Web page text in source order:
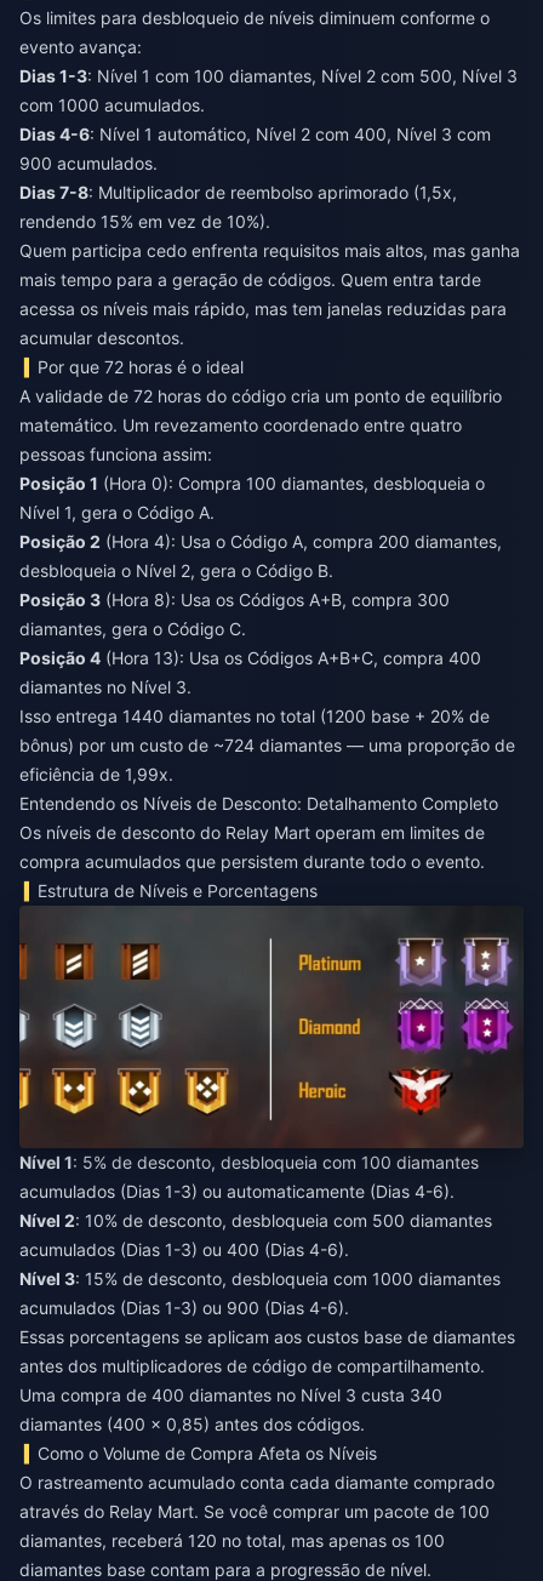
Os limites para desbloqueio de níveis diminuem conforme o
evento avança:
Dias 1-3: Nível 1 com 100 diamantes, Nível 2 com 500, Nível 3
com 1000 acumulados.
Dias 4-6: Nível 1 automático, Nível 2 com 400, Nível 3 com
900 acumulados.
Dias 7-8: Multiplicador de reembolso aprimorado (1,5x,
rendendo 15% em vez de 10%).
Quem participa cedo enfrenta requisitos mais altos, mas ganha
mais tempo para a geração de códigos. Quem entra tarde
acessa os níveis mais rápido, mas tem janelas reduzidas para
acumular descontos.
Por que 72 horas é o ideal
A validade de 72 horas do código cria um ponto de equilíbrio
matemático. Um revezamento coordenado entre quatro
pessoas funciona assim:
Posição 1 (Hora 0): Compra 100 diamantes, desbloqueia o
Nível 1, gera o Código A.
Posição 2 (Hora 4): Usa o Código A, compra 200 diamantes,
desbloqueia o Nível 2, gera o Código B.
Posição 3 (Hora 8): Usa os Códigos A+B, compra 300
diamantes, gera o Código C.
Posição 4 (Hora 13): Usa os Códigos A+B+C, compra 400
diamantes no Nível 3.
Isso entrega 1440 diamantes no total (1200 base + 20% de
bônus) por um custo de ~724 diamantes — uma proporção de
eficiência de 1,99x.
Entendendo os Níveis de Desconto: Detalhamento Completo
Os níveis de desconto do Relay Mart operam em limites de
compra acumulados que persistem durante todo o evento.
Estrutura de Níveis e Porcentagens
Nível 1: 5% de desconto, desbloqueia com 100 diamantes
acumulados (Dias 1-3) ou automaticamente (Dias 4-6).
Nível 2: 10% de desconto, desbloqueia com 500 diamantes
acumulados (Dias 1-3) ou 400 (Dias 4-6).
Nível 3: 15% de desconto, desbloqueia com 1000 diamantes
acumulados (Dias 1-3) ou 900 (Dias 4-6).
Essas porcentagens se aplicam aos custos base de diamantes
antes dos multiplicadores de código de compartilhamento.
Uma compra de 400 diamantes no Nível 3 custa 340
diamantes (400 × 0,85) antes dos códigos.
Como o Volume de Compra Afeta os Níveis
O rastreamento acumulado conta cada diamante comprado
através do Relay Mart. Se você comprar um pacote de 100
diamantes, receberá 120 no total, mas apenas os 100
diamantes base contam para a progressão de nível.